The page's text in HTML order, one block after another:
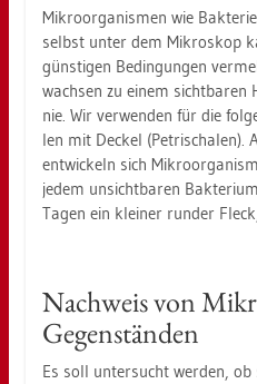
Mi­kro­or­ga­nis­men wie
selbst unter dem Mi­kro­skop
güns­ti­gen Be­din­gun­gen
wach­sen zu einem
nie. Wir ver­wen­den für die
len mit De­ckel (Pe­tri­scha­len).
ent­wi­ckeln sich
jedem un­sicht­ba­ren
Tagen ein klei­ner run­der
Nach­weis von
Ge­gen­stän­den
Es soll un­ter­sucht wer­den,